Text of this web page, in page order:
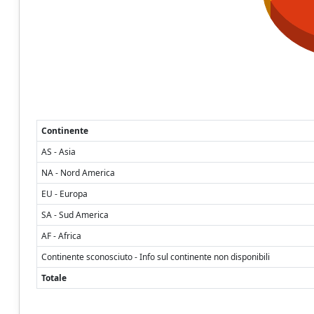
Continente
AS - Asia
NA - Nord America
EU - Europa
SA - Sud America
AF - Africa
Continente sconosciuto - Info sul continente non disponibili
Totale